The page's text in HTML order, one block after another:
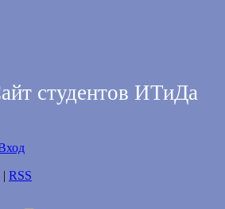
студентов ИТиДа
| RSS